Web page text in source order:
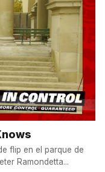
flip en el parque de
Gate con los nuevos Thunder. Peter Ramondetta...